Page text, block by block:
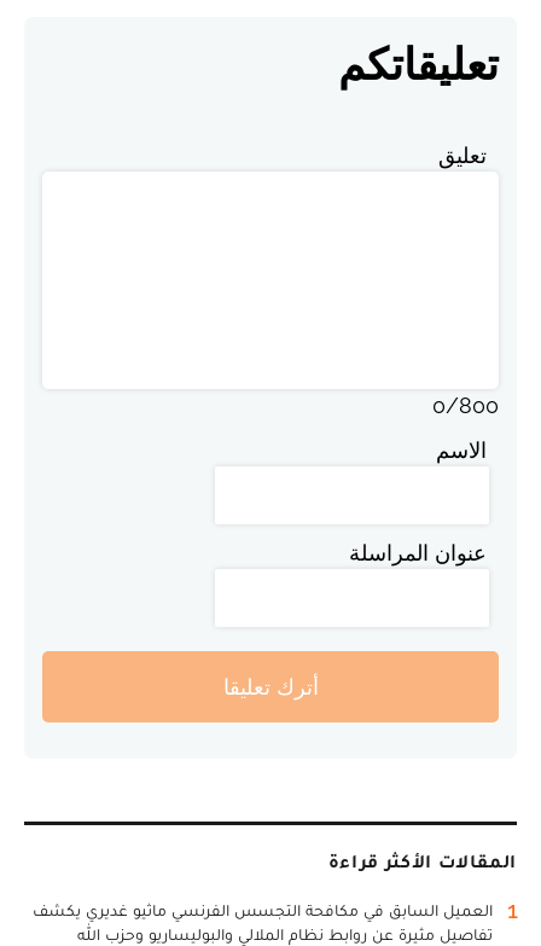
تعليقاتكم
تعليق
0/800
الاسم
عنوان المراسلة
أترك تعليقا
المقالات الأكثر قراءة
1
العميل السابق في مكافحة التجسس الفرنسي ماثيو غديري يكشف
تفاصيل مثيرة عن روابط نظام الملالي والبوليساريو وحزب الله